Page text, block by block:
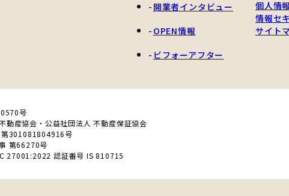
開業者インタビュー
OPEN情報
ビフォーアフター
個人情
情報セ
サイト
号
動産協会・公益社団法人 不動産保証協会
第301081804916号
第66270号
27001:2022 認証番号 IS 810715